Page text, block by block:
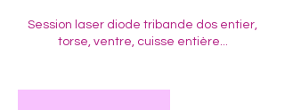
Session laser diode tribande dos entier,
torse, ventre, cuisse entière...